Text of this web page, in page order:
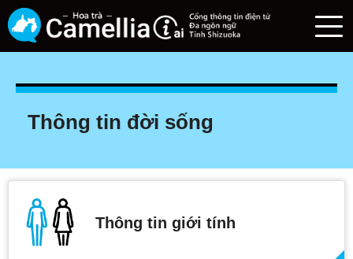
Thông tin đời sống
Thông tin giới tính